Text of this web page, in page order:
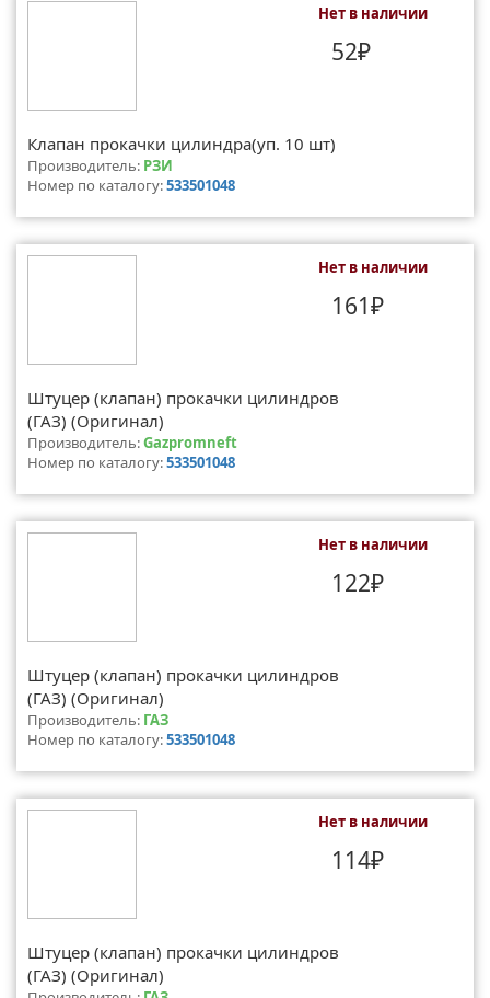
Нет в наличии
52₽
Клапан прокачки цилиндра(уп. 10 шт)
Производитель: РЗИ
Номер по каталогу:533501048
Нет в наличии
161₽
Штуцер (клапан) прокачки цилиндров
(ГАЗ) (Оригинал)
Производитель:Gazpromneft
Номер по каталогу:533501048
Нет в наличии
122₽
Штуцер (клапан) прокачки цилиндров
(ГАЗ) (Оригинал)
Производитель: ГАЗ
Номер по каталогу:533501048
Нет в наличии
114₽
Штуцер (клапан) прокачки цилиндров
(ГАЗ) (Оригинал)